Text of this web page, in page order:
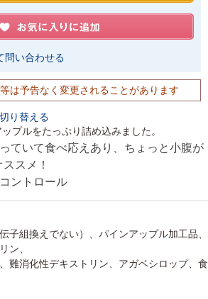
問い合わせる
は予告なく変更されることがあります
り替える
プルをたっぷり詰め込みました。
ていて食べ応えあり、ちょっと小腹が
スメ！
ントロール
子組換えでない）、パインアップル加工品、
ン、
難消化性デキストリン、アガベシロップ、食